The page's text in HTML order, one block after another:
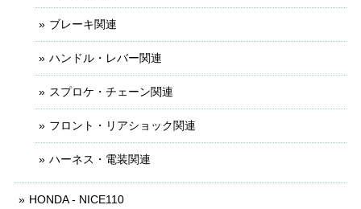
ブレーキ関連
ハンドル・レバー関連
スプロケ・チェーン関連
フロント・リアショック関連
ハーネス・電装関連
HONDA - NICE110